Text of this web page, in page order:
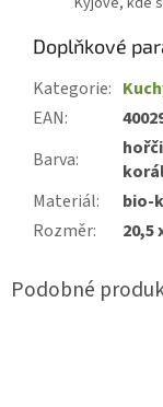
Doplňkové
Kategorie:
EAN:
Barva:
Materiál:
bio-
Rozměr: 20,5